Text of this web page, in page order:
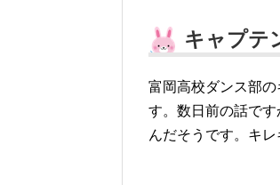
キャプテ
富岡高校ダンス部
す。数日前の話で
んだそうです。キ